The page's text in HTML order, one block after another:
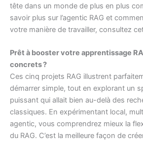
tête dans un monde de plus en plus
savoir plus sur l’agentic RAG et
votre manière de travailler, consultez
Prêt à booster votre apprentissage
concrets ?
Ces cinq projets RAG illustrent
démarrer simple, tout en explorant un
puissant qui allait bien au-delà des
classiques. En expérimentant local,
agentic, vous comprendrez mieux la
du RAG. C’est la meilleure façon de